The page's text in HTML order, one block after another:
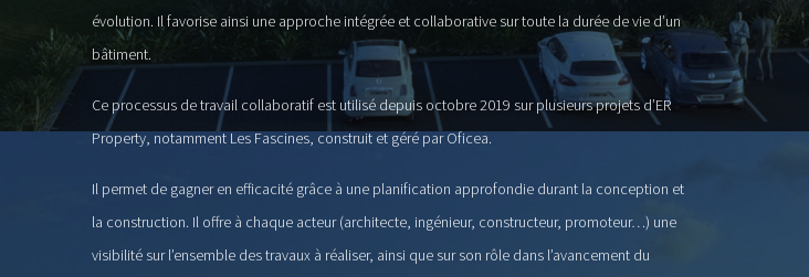
évolution. Il favorise ainsi une approche intégrée et collaborative sur toute la durée de vie d’un
bâtiment.
Ce processus de travail collaboratif est utilisé depuis octobre 2019 sur plusieurs projets d’ER
Property, notamment Les Fascines, construit et géré par Oficea.
Il permet de gagner en efficacité grâce à une planification approfondie durant la conception et
la construction. Il offre à chaque acteur (architecte, ingénieur, constructeur, promoteur…) une
visibilité sur l’ensemble des travaux à réaliser, ainsi que sur son rôle dans l’avancement du